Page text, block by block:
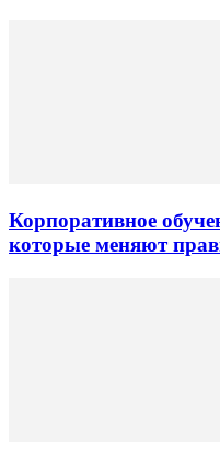
Корпоративное
которые меняют